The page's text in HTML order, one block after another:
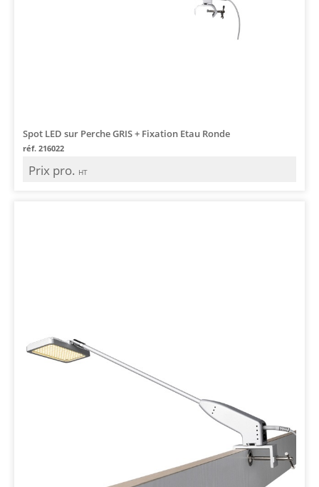
Spot LED sur Perche GRIS + Fixation Etau Ronde
réf. 216022
Prix pro. HT